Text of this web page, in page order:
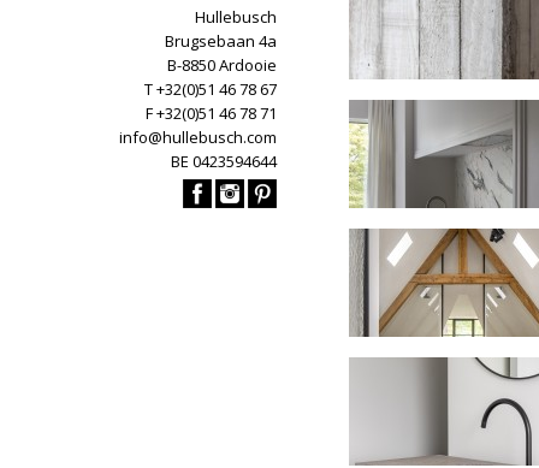
Hullebusch
Brugsebaan 4a
B-8850 Ardooie
T +32(0)51 46 78 67
F +32(0)51 46 78 71
info@hullebusch.com
BE 0423594644